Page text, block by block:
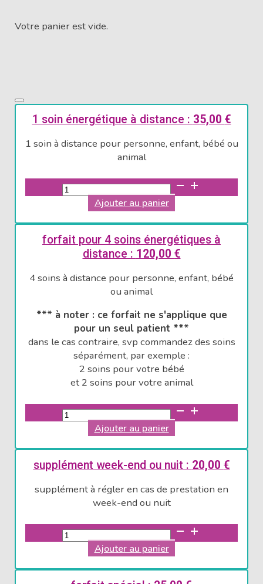
Votre panier est vide.
1 soin énergétique à distance : 35,00 €
1 soin à distance pour personne, enfant, bébé ou
animal
quantité
de
soin
énergétique
Ajouter au panier
forfait pour 4 soins énergétiques à
distance : 120,00 €
4 soins à distance pour personne, enfant, bébé
ou animal
*** à noter : ce forfait ne s'applique que
pour un seul patient ***
dans le cas contraire, svp commandez des soins
séparément, par exemple :
2 soins pour votre bébé
et 2 soins pour votre animal
quantité
de
forfait
pour
4
énergétiques
Ajouter au panier
supplément week-end ou nuit : 20,00 €
supplément à régler en cas de prestation en
week-end ou nuit
quantité
de
supplément
week-
Ajouter au panier